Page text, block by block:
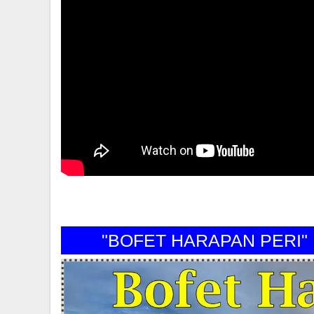
"BOFET HARAPAN